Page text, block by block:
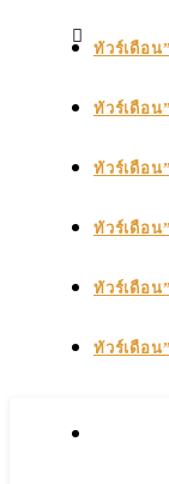
ทัวร์เดือน
ทัวร์เดือน
ทัวร์เดือน
ทัวร์เดือน
ทัวร์เดือน
ทัวร์เดือน